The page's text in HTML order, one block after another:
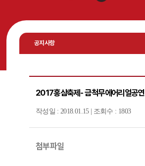
공지사항
2017홍삼축제- 금척무에어리얼공연
작성일 : 2018.01.15 | 조회수 : 1803
첨부파일